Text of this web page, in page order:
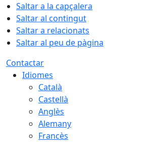
Saltar a la capçalera
Saltar al contingut
Saltar a relacionats
Saltar al peu de pàgina
Contactar
Idiomes
Català
Castellà
Anglès
Alemany
Francès